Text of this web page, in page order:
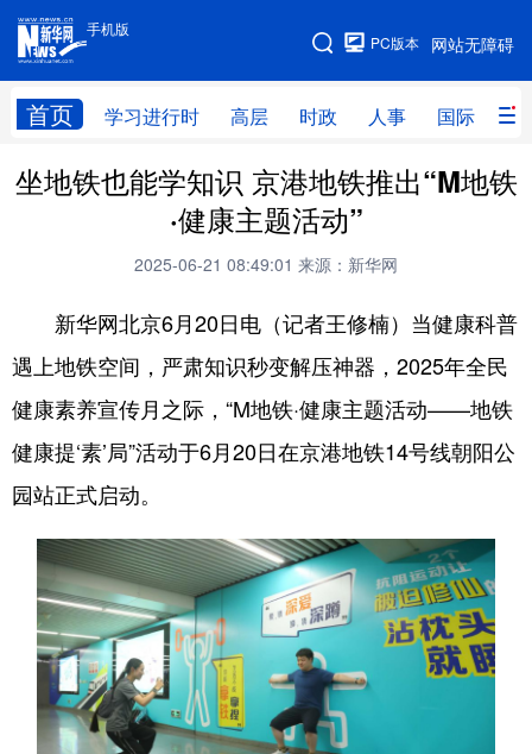
手机版
网站无障碍
PC版本
首页 学习进行时 高层 时政 人事 国际 财
手机版
网站地图
学习进行时 高层 时政 人事
财经 网评
思客智库 全球连线
科技 科普 体育 文化
健康 军事 访谈 视频
图片 中央文件 金融
会展 彩票 娱乐 时尚
悦读 公益 书画 一带一路
亚太网 上市公司 投教基地
坐地铁也能学知识 京港地铁推出“M地铁
·健康主题活动”
2025-06-21 08:49:01 来源：新华网
新华网北京6月20日电（记者王修楠）当健康科普
遇上地铁空间，严肃知识秒变解压神器，2025年全民
健康素养宣传月之际，“M地铁·健康主题活动——地铁
健康提‘素’局”活动于6月20日在京港地铁14号线朝阳公
园站正式启动。